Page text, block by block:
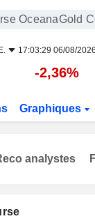
OceanaGold
17:03:29 06/08/2026
-2,36%
Graphiques
analystes